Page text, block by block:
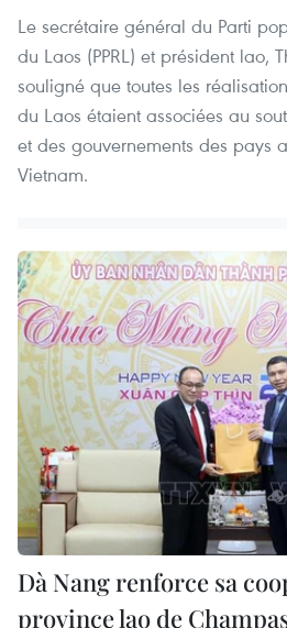
Le secrétaire général du Parti
du Laos (PPRL) et président lao,
souligné que toutes les
du Laos étaient associées au
et des gouvernements des pays
Vietnam.
Dà Nang renforce sa
province lao de